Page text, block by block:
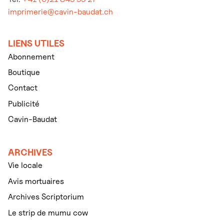
imprimerie@cavin-baudat.ch
LIENS UTILES
Abonnement
Boutique
Contact
Publicité
Cavin-Baudat
ARCHIVES
Vie locale
Avis mortuaires
Archives Scriptorium
Le strip de mumu cow